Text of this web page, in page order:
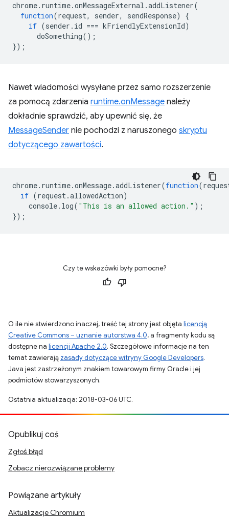
chrome. runtime.onMessageExternal .addListener(
function(request, sender, sendResponse)
{
if (sender . id === kFriendlyExtensionId)
doSomething();
});
Nawet wiadomości wysyłane przez samo rozszerzenie
za pomocą zdarzenia runtime.onMessage należy
dokładnie sprawdzić, aby upewnić się, że
MessageSender nie pochodzi z naruszonego skryptu
dotyczącego zawartości.
chrome. runtime.onMessage.addListener(function(
if (request.allowedAction)
console. log( "This is an allowed action." );
});
Czy te wskazówki były pomocne?
O ile nie stwierdzono inaczej, treść tej strony jest objęta licencją
Creative Commons – uznanie autorstwa 4.0, a fragmenty kodu są
dostępne na licencji Apache 2.0. Szczegółowe informacje na ten
temat zawierają zasady dotyczące witryny Google Developers.
Java jest zastrzeżonym znakiem towarowym firmy Oracle i jej
podmiotów stowarzyszonych.
Ostatnia aktualizacja: 2018-03-06 UTC.
Opublikuj coś
Zgłoś błąd
Zobacz nierozwiązane problemy
Powiązane artykuły
Aktualizacje Chromium